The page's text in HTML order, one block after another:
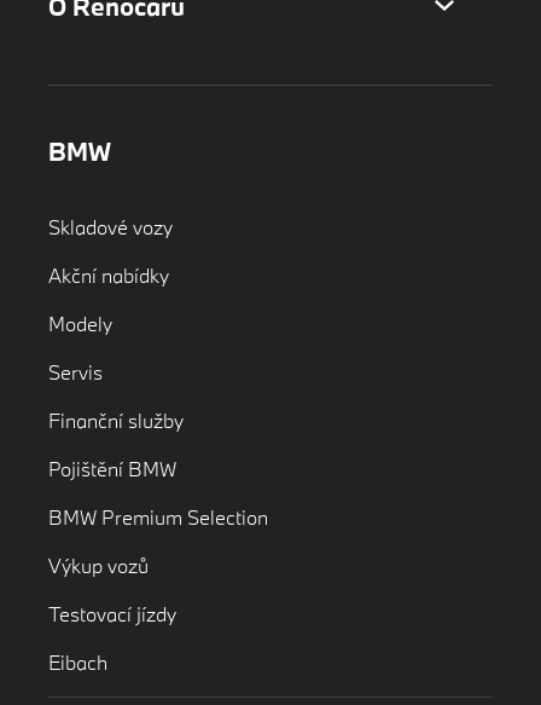
BMW
Skladové vozy
Akční nabídky
Modely
Servis
Finanční služby
Pojištění BMW
BMW Premium Selection
Výkup vozů
Testovací jízdy
Eibach